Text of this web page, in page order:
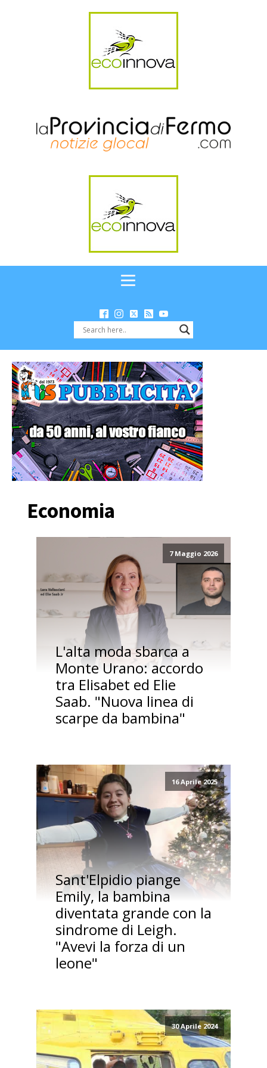
Economia
7 Maggio 2026
L'alta moda sbarca a
Monte Urano: accordo
tra Elisabet ed Elie
Saab. "Nuova linea di
scarpe da bambina"
16 Aprile 2025
Sant'Elpidio piange
Emily, la bambina
diventata grande con la
sindrome di Leigh.
"Avevi la forza di un
leone"
30 Aprile 2024